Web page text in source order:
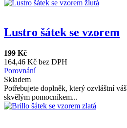
Lustro šátek se vzorem
199 Kč
164,46 Kč bez DPH
Porovnání
Skladem
Potřebujete doplněk, který ozvláštní
skvělým pomocníkem...